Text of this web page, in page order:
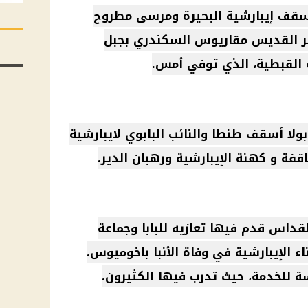
إيبارشية البحيرة ومرسى مطروح
القديس مقاريوس السكندري بجبل
، الذي توفي أمس.
أسقف طنطا والنائب البابوي لايبارشية
و كهنة الإيبارشية ورهبان الدير.
قدم فيها تعازيه للبابا وجماعة
الإيبارشية في وفاة الأنبا باخوميوس.
للخدمة، حيث تدرب فيها الكثيرون.